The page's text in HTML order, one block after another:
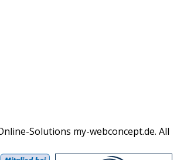
Solutions my-webconcept.de. All